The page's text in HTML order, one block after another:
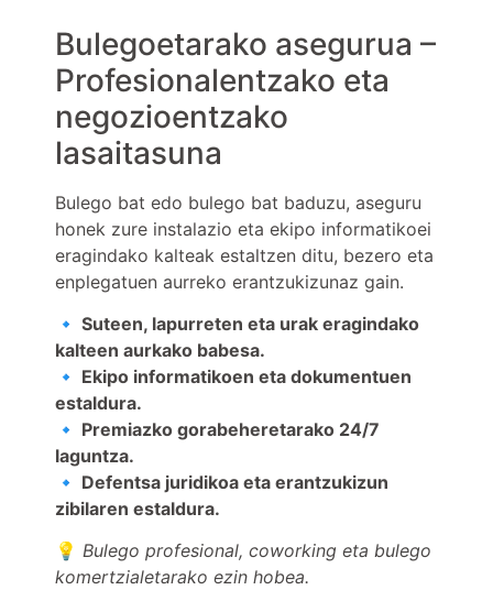
Bulegoetarako asegurua –
Profesionalentzako eta
negozioentzako
lasaitasuna
Bulego bat edo bulego bat baduzu, aseguru
honek zure instalazio eta ekipo informatikoei
eragindako kalteak estaltzen ditu, bezero eta
enplegatuen aurreko erantzukizunaz gain.
🔹 Suteen, lapurreten eta urak eragindako
kalteen aurkako babesa.
🔹 Ekipo informatikoen eta dokumentuen
estaldura.
🔹 Premiazko gorabeheretarako 24/7
laguntza.
🔹 Defentsa juridikoa eta erantzukizun
zibilaren estaldura.
💡 Bulego profesional, coworking eta bulego
komertzialetarako ezin hobea.